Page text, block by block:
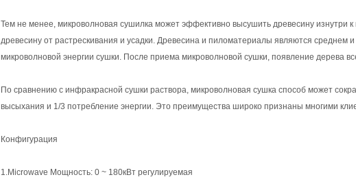
Тем не менее, микроволновая сушилка может эффективно высушить древесину изнутри к
древесину от растрескивания и усадки. Древесина и пиломатериалы являются среднем
микроволновой энергии сушки. После приема микроволновой сушки, появление дерева
По сравнению с инфракрасной сушки раствора, микроволновая сушка способ может
высыхания и 1/3 потребление энергии. Это преимущества широко признаны многими
Конфигурация
1.Microwave Мощность: 0 ~ 180кВт регулируемая